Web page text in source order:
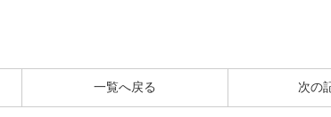
次の
一覧へ戻る